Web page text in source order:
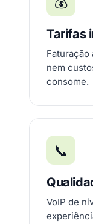
Tarifas
nem
consome.
📞
VoIP de